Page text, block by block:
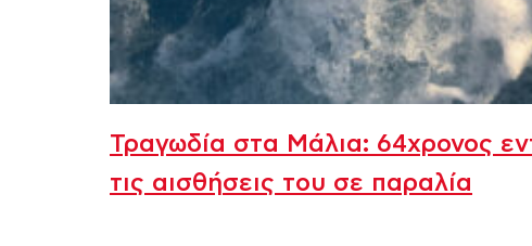
Τραγωδία στα Μάλια: 64χρονος
τις αισθήσεις του σε παραλία